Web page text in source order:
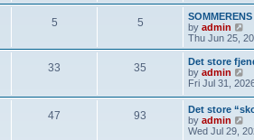
a
t
s
t
p
s
t
h
e
l
a
t
s
t
p
s
5 5
by admin
i
e
w
h
l
a
e
Thu Jun 25,
33 35
Det store
by admin
i
w
t
h
e
Fri Jul 31,
47 93
Det store
by admin
i
Wed Jul 29,